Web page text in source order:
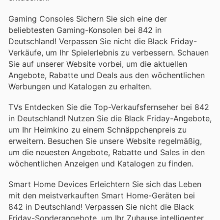
Gaming Consoles Sichern Sie sich eine der
beliebtesten Gaming-Konsolen bei 842 in
Deutschland! Verpassen Sie nicht die Black Friday-
Verkäufe, um Ihr Spielerlebnis zu verbessern. Schauen
Sie auf unserer Website vorbei, um die aktuellen
Angebote, Rabatte und Deals aus den wöchentlichen
Werbungen und Katalogen zu erhalten.
TVs Entdecken Sie die Top-Verkaufsfernseher bei 842
in Deutschland! Nutzen Sie die Black Friday-Angebote,
um Ihr Heimkino zu einem Schnäppchenpreis zu
erweitern. Besuchen Sie unsere Website regelmäßig,
um die neuesten Angebote, Rabatte und Sales in den
wöchentlichen Anzeigen und Katalogen zu finden.
Smart Home Devices Erleichtern Sie sich das Leben
mit den meistverkauften Smart Home-Geräten bei
842 in Deutschland! Verpassen Sie nicht die Black